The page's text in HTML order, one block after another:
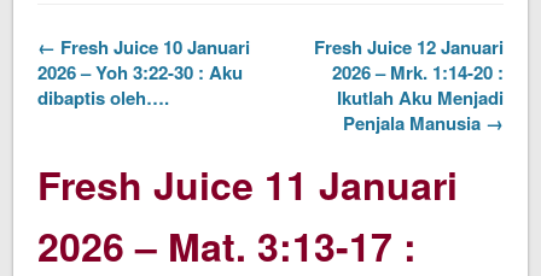
← Fresh Juice 10 Januari
2026 – Yoh 3:22-30 : Aku
dibaptis oleh….
Fresh Juice 12 Januari
2026 – Mrk. 1:14-20 :
Ikutlah Aku Menjadi
Penjala Manusia →
Fresh Juice 11 Januari
2026 – Mat. 3:13-17 :